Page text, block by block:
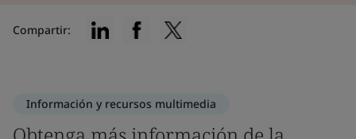
Compartir:
Información y recursos multimedia